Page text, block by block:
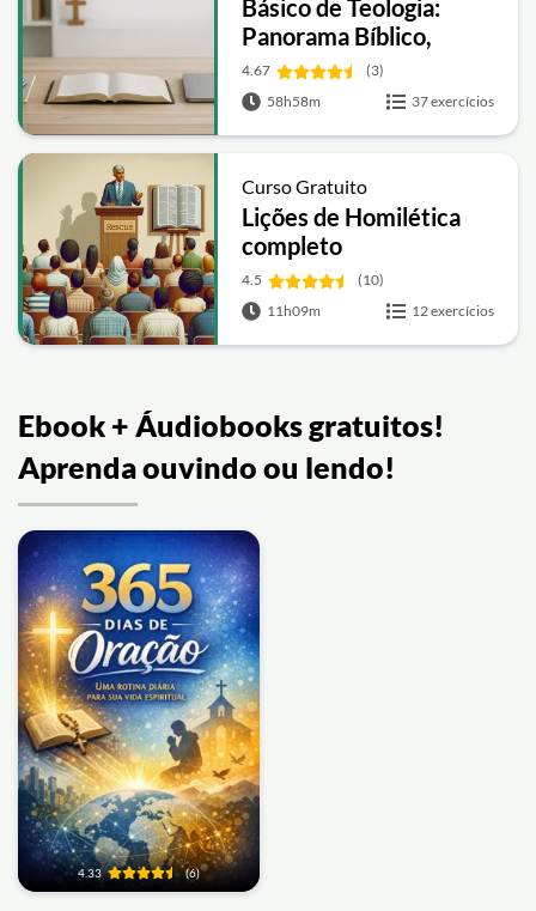
Básico de Teologia:
Panorama Bíblico,
História da Igreja e
Teologia Sistemática
4.67
(3)
58h58m
37 exercícios
Curso Gratuito
Lições de Homilética
completo
4.5
(10)
11h09m
12 exercícios
Ebook + Áudiobooks gratuitos!
Aprenda ouvindo ou lendo!
4.33 (6)